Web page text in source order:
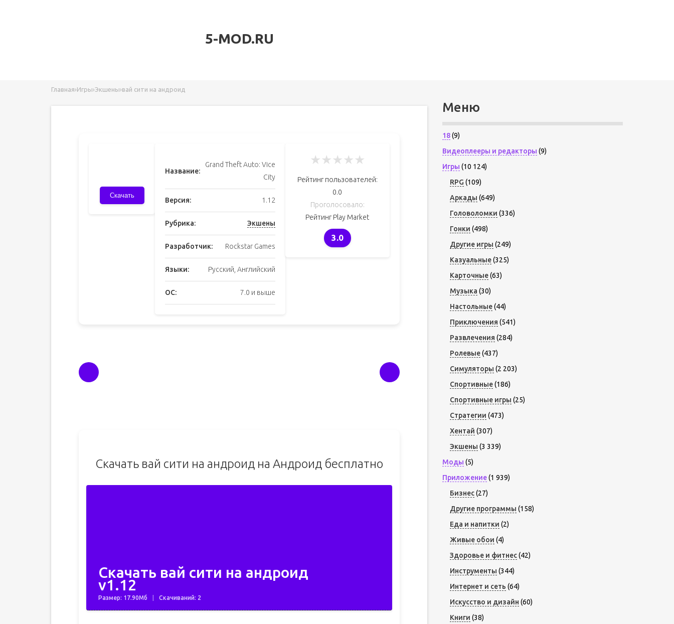
5-MOD.RU
Главная›Игры›Экшены›вай сити на андроид
Скачать
Название:
Grand Theft Auto: Vice
City
Версия: 1.12
Рубрика: Экшены
Разработчик: Rockstar Games
Языки: Русский, Английский
ОС: 7.0 и выше
★★★★★
Рейтинг пользователей:
0.0
Проголосовало:
Рейтинг Play Market
3.0
Скачать вай сити на андроид на Андроид бесплатно
Скачать вай сити на андроид
v1.12
Размер: 17.90Мб Скачиваний: 2
Меню
18(9)
Видеоплееры и редакторы (9)
Игры (10 124)
RPG (109)
Аркады (649)
Головоломки (336)
Гонки (498)
Другие игры (249)
Казуальные(325)
Карточные(63)
Музыка (30)
Настольные(44)
Приключения (541)
Развлечения (284)
Ролевые(437)
Симуляторы (2 203)
Спортивные(186)
Спортивные игры (25)
Стратегии (473)
Хентай (307)
Экшены (3 339)
Моды (5)
Приложение(1 939)
Бизнес(27)
Другие программы (158)
Еда и напитки (2)
Живые обои (4)
Здоровье и фитнес(42)
Инструменты (344)
Интернет и сеть (64)
Искусство и дизайн (60)
Книги (38)